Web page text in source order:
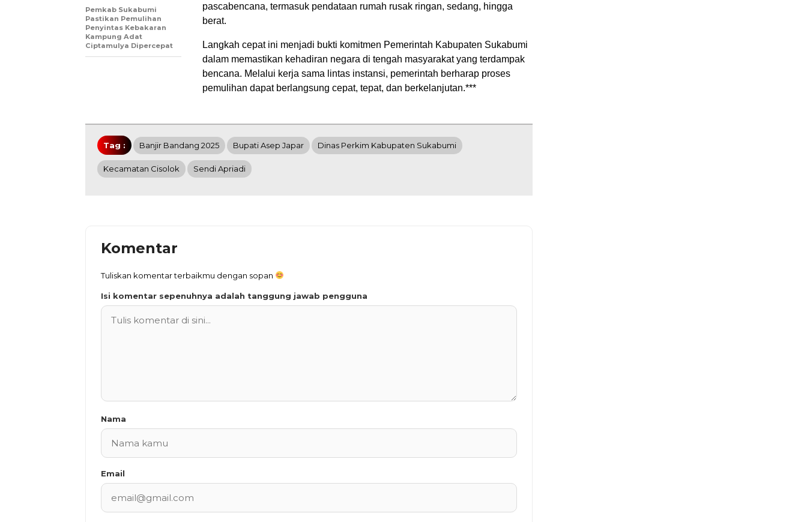
pascabencana, termasuk pendataan rumah rusak ringan, sedang, hingga
berat.
Langkah cepat ini menjadi bukti komitmen Pemerintah Kabupaten Sukabumi
dalam memastikan kehadiran negara di tengah masyarakat yang terdampak
bencana. Melalui kerja sama lintas instansi, pemerintah berharap proses
pemulihan dapat berlangsung cepat, tepat, dan berkelanjutan.***
Pemkab Sukabumi
Pastikan Pemulihan
Penyintas Kebakaran
Kampung Adat
Ciptamulya Dipercepat
Tag : Banjir Bandang 2025 Bupati Asep Japar Dinas Perkim Kabupaten Sukabumi
Kecamatan Cisolok Sendi Apriadi
Komentar
Tuliskan komentar terbaikmu dengan sopan
Isi komentar sepenuhnya adalah tanggung jawab pengguna
Nama
Email